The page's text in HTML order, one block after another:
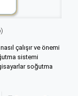
çalışır ve önemi
sistemi
soğutma